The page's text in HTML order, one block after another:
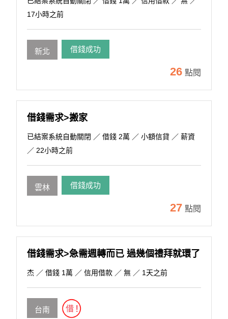
17小時之前
新北 借錢成功
26 點閱
借錢需求>搬家
已結案系統自動關閉 ／ 借錢 2萬 ／ 小額信貸 ／ 薪資
／ 22小時之前
雲林 借錢成功
27 點閱
借錢需求>急需週轉而已 過幾個禮拜就環了
杰 ／ 借錢 1萬 ／ 信用借款 ／ 無 ／ 1天之前
台南